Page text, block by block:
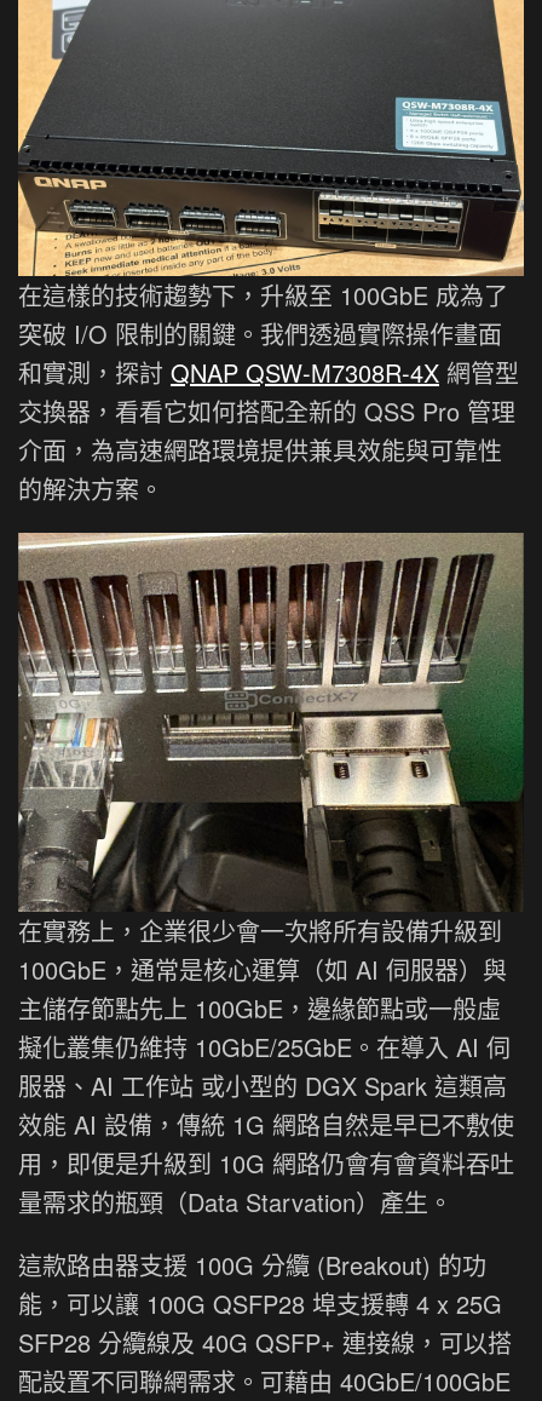
在這樣的技術趨勢下，升級至 100GbE 成為了
突破 I/O 限制的關鍵。我們透過實際操作畫面
和實測，探討 QNAP QSW-M7308R-4X 網管型
交換器，看看它如何搭配全新的 QSS Pro 管理
介面，為高速網路環境提供兼具效能與可靠性
的解決方案。
在實務上，企業很少會一次將所有設備升級到
100GbE，通常是核心運算（如 AI 伺服器）與
主儲存節點先上 100GbE，邊緣節點或一般虛
擬化叢集仍維持 10GbE/25GbE。在導入 AI 伺
服器、AI 工作站 或小型的 DGX Spark 這類高
效能 AI 設備，傳統 1G 網路自然是早已不敷使
用，即便是升級到 10G 網路仍會有會資料吞吐
量需求的瓶頸（Data Starvation）產生。
這款路由器支援 100G 分纜 (Breakout) 的功
能，可以讓 100G QSFP28 埠支援轉 4 x 25G
SFP28 分纜線及 40G QSFP+ 連接線，可以搭
配設置不同聯網需求。可藉由 40GbE/100GbE